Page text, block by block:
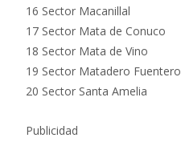
16 Sector Macanillal
17 Sector Mata de Conuco
18 Sector Mata de Vino
19 Sector Matadero Fuentero
20 Sector Santa Amelia
Publicidad